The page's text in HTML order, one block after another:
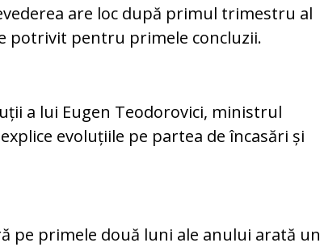
are loc după primul trimestru al
potrivit pentru primele concluzii.
a lui Eugen Teodorovici, ministrul
evoluțiile pe partea de încasări și
pe primele două luni ale anului arată un